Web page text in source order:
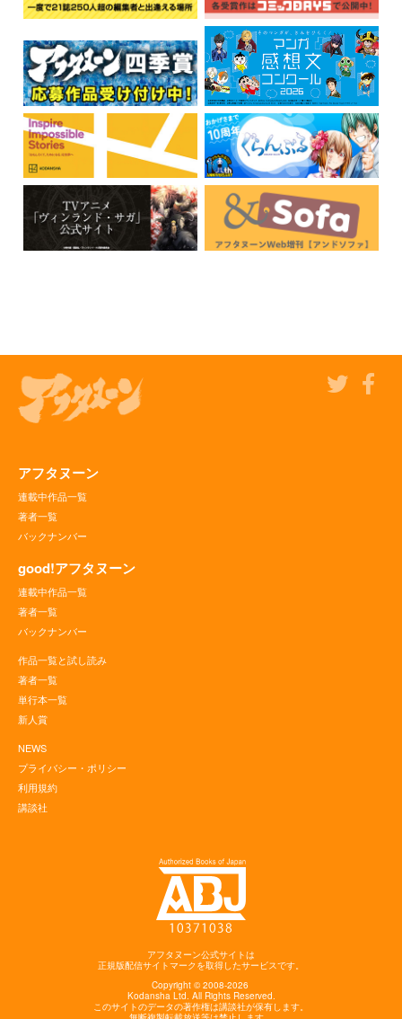
アフタヌーン
連載中作品一覧
著者一覧
バックナンバー
good!アフタヌーン
連載中作品一覧
著者一覧
バックナンバー
作品一覧と試し読み
著者一覧
単行本一覧
新人賞
NEWS
プライバシー・ポリシー
利用規約
講談社
アフタヌーン公式サイトは
正規版配信サイトマークを取得したサービスです。
Copyright © 2008-2026
KodanshaLtd. All Rights Reserved.
このサイトのデータの著作権は講談社が保有します。